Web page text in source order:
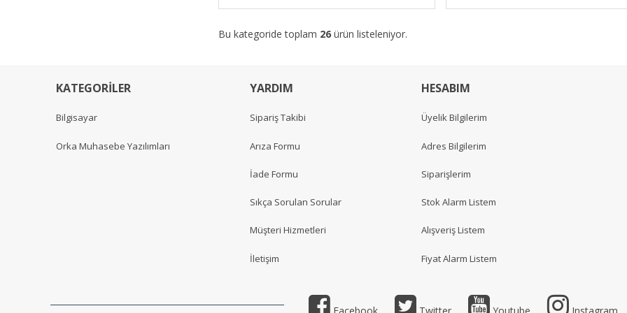
Bu kategoride toplam 26 ürün listeleniyor.
KATEGORİLER
Bilgisayar
Orka Muhasebe Yazılımları
YARDIM
Sipariş Takibi
Arıza Formu
İade Formu
Sıkça Sorulan Sorular
Müşteri Hizmetleri
İletişim
HESABIM
Üyelik Bilgilerim
Adres Bilgilerim
Siparişlerim
Stok Alarm Listem
Alışveriş Listem
Fiyat Alarm Listem
Facebook Twitter Youtube Instagram